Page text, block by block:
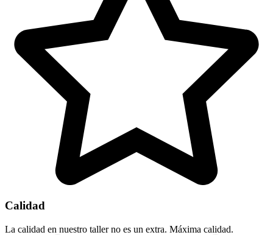
Calidad
La calidad en nuestro taller no es un extra. Máxima calidad.